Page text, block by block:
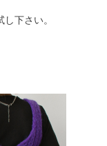
下さい。